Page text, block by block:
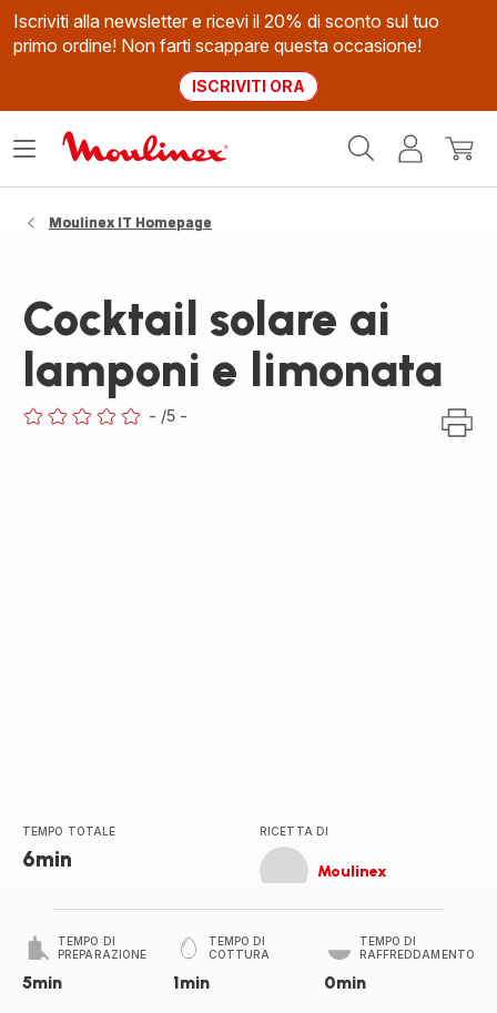
Iscriviti alla newsletter e ricevi il 20% di sconto sul tuo
primo ordine! Non farti scappare questa occasione!
ISCRIVITI ORA
Il
Apri
Moulinex IT Homepage
Cocktail solare ai
lamponi e limonata
- /5 -
TEMPO TOTALE
6min
RICETTA DI
Moulinex
TEMPO DI
PREPARAZIONE
5min
TEMPO DI
COTTURA
1min
TEMPO DI
RAFFREDDAMENTO
0min